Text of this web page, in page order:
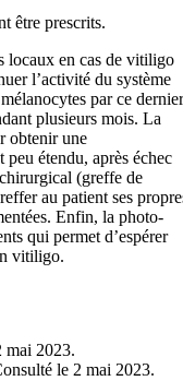
être prescrits.
locaux en cas de vitiligo
l’activité du système
par ce
plusieurs mois. La
obtenir une
étendu, après échec
(greffe de
au patient ses
Enfin, la photo-
qui permet d’espérer
vitiligo.
mai 2023.
le 2 mai 2023.